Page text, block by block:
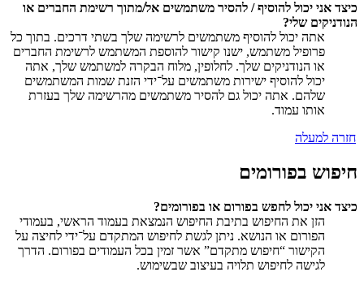
כיצד אני יכול להוסיף / להסיר משתמשים אל/מתוך רשימת החברים או
הנודניקים שלי?
אתה יכול להוסיף משתמשים לרשימה שלך בשתי דרכים. בתוך כל
פרופיל משתמש, ישנו קישור להוספת המשתמש לרשימת החברים
או הנודניקים שלך. לחלופין, מלוח הבקרה למשתמש שלך, אתה
יכול להוסיף ישירות משתמשים על־ידי הזנת שמות המשתמשים
שלהם. אתה יכול גם להסיר משתמשים מהרשימה שלך בעזרת
אותו עמוד.
חזרה למעלה
חיפוש בפורומים
כיצד אני יכול לחפש בפורום או בפורומים?
הזן את החיפוש בתיבת החיפוש הנמצאת בעמוד הראשי, בעמודי
הפורום או הנושא. ניתן לגשת לחיפוש המתקדם על־ידי לחיצה על
הקישור “חיפוש מתקדם” אשר זמין בכל העמודים בפורום. הדרך
לגישה לחיפוש תלויה בעיצוב שבשימוש.